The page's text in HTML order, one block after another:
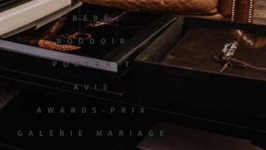
BÉBÉ
BOUDOIR
PORTRAIT
AVIS
AWARDS-PRIX
GALERIE MARIAGE